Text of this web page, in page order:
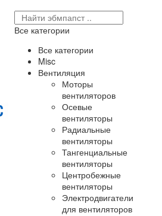
Все категории
Все категории
Misc
Вентиляция
Моторы
вентиляторов
Осевые
вентиляторы
Радиальные
вентиляторы
Тангенциальные
вентиляторы
Центробежные
вентиляторы
Электродвигатели
для вентиляторов